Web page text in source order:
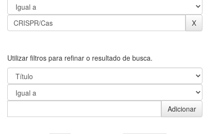
Utilizar filtros para refinar o resultado de busca.